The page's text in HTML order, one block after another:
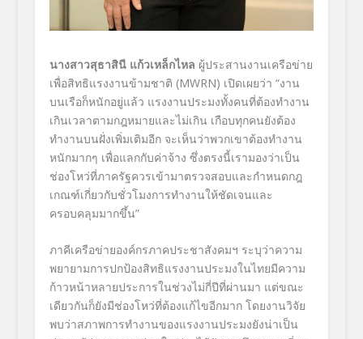
นางสาวสุธาสินี แก้วเหล็กไหล ผู้ประสานงานเครือข่าย
เพื่อสิทธิแรงงานข้ามชาติ (MWRN) เปิดเผยว่า “งาน
บนเรือก็หนักอยู่แล้ว แรงงานประมงทั้งคนที่ต้องทำงาน
เกินเวลาตามกฎหมายและไม่เกิน เกือบทุกคนยังต้อง
ทำงานบนฝั่งเพิ่มเติมอีก จะเห็นว่าพวกเขาต้องทำงาน
หนักมากๆ เพื่อแลกกับค่าจ้าง ซึ่งตรงนี้เรามองว่าเป็น
ช่องโหว่ที่ภาครัฐควรเข้ามาตรวจสอบและกำหนดกฎ
เกณฑ์เกี่ยวกับชั่วโมงการทำงานให้ชัดเจนและ
ครอบคลุมมากขึ้น”
ภาคีเครือข่ายองค์กรภาคประชาสังคมฯ ระบุว่าความ
พยายามการปกป้องสิทธิแรงงานประมงในไทยมีความ
ก้าวหน้าหลายประการในช่วงไม่กี่ปีที่ผ่านมา แต่ขณะ
เดียวกันก็ยังมีช่องโหว่ที่ต้องแก้ไขอีกมาก โดยงานวิจัย
พบว่าสภาพการทำงานของแรงงานประมงยังน่าเป็น